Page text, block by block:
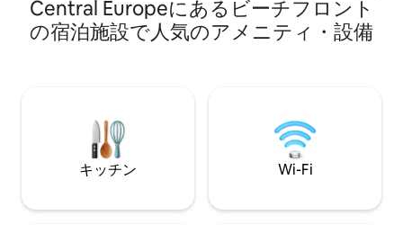
00010 1階の家は13世紀に建てられたヴィ
ラの一部で、1830年に有名なソプラノ歌
手のジュディッタ・パスタが購入しまし
パートはコモから5 km、トルノから2
km、ミラノから40 km、ルガノから38
kmの距離にあります。公共交通機関でア
クセス可能です。C30 C31 C32バスは、コ
モ・サン・ジョバンニ駅、コモ・ラゴ北
駅、またはマッテオッティ広場からコ
素晴らしい水辺の
の中のロマンチ
ウナ、ホットタ
ング、カヤック、
できます。自転車
できます。ドーム
プロフィールのビ
Central Europeにあるビーチフロント
の宿泊施設で人気のアメニティ・設備
キッチン Wi-Fi